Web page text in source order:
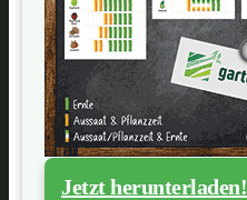
Jetzt herunterladen!